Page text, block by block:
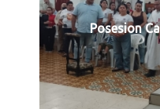
Posesion